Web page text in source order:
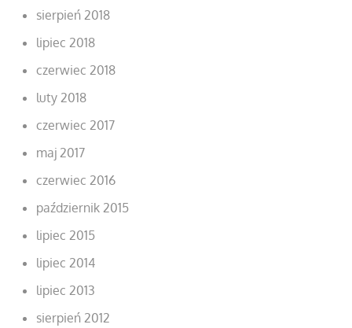
sierpień 2018
lipiec 2018
czerwiec 2018
luty 2018
czerwiec 2017
maj 2017
czerwiec 2016
październik 2015
lipiec 2015
lipiec 2014
lipiec 2013
sierpień 2012